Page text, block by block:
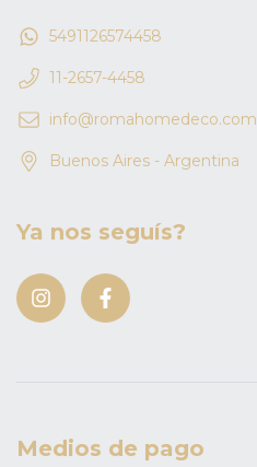
5491126574458
11-2657-4458
info@romahomedeco.com
Buenos Aires - Argentina
Ya nos seguís?
Medios de pago